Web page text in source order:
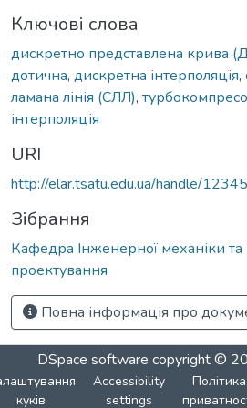
Ключові слова
дискретно представлена крива
дотична, дискретна інтерполяція,
ламана лінія (СЛЛ),
інтерполяція
URI
http://elar.tsatu.edu.ua/handle/
Зібрання
Кафедра Інженерної механіки
проектування
Повна інформація про
DSpace software copyright ©
куків
Accessibility
settings
Політика